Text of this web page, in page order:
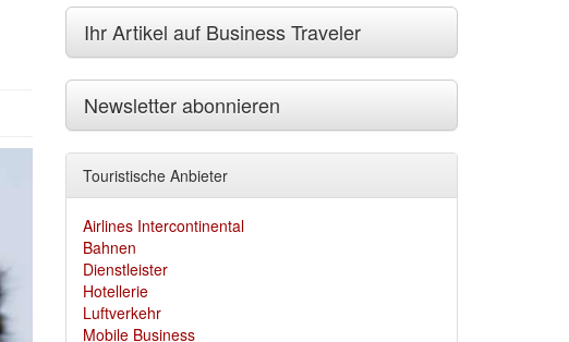
Ihr Artikel auf Business Traveler
Newsletter abonnieren
Touristische Anbieter
Airlines Intercontinental
Bahnen
Dienstleister
Hotellerie
Luftverkehr
Mobile Business